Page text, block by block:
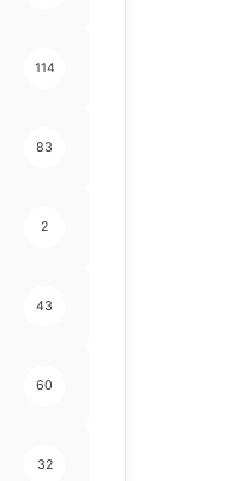
114
83
2
43
60
32